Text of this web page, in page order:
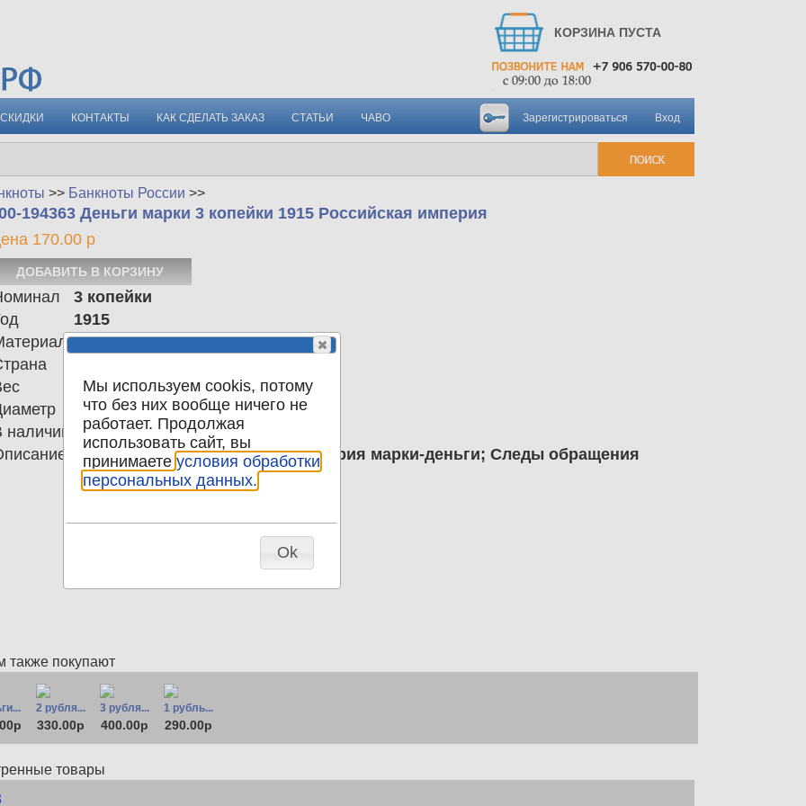
КОРЗИНА ПУСТА
СКИДКИ КОНТАКТЫ КАК СДЕЛАТЬ ЗАКАЗ СТАТЬИ ЧАВО Вход
Зарегистрироваться
>> Банкноты России >>
194363 Деньги марки 3 копейки 1915 Российская империя
170.00 р
3 копейки
1915
0.00
0.00
наличии
3 копейки 1915 Российская империя марки-деньги; Следы обращения
также покупают
2 рубля...
330.00р
3 рубля...
400.00р
1 рубль...
290.00р
товары
Мы используем cookis, потому
что без них вообще ничего не
работает. Продолжая
использовать сайт, вы
принимаете условия обработки
персональных данных.
Ok